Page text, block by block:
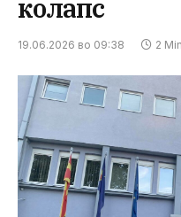
колапс
19.06.2026 во 09:38 2